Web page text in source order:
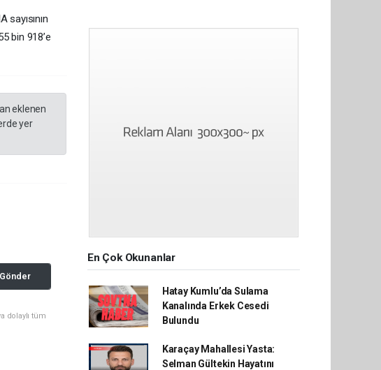
bin 918’e
eklenen
yer
Gönder
dolaylı tüm
En Çok Okunanlar
Hatay Kumlu’da Sulama
Kanalında Erkek Cesedi
Bulundu
Karaçay Mahallesi Yasta:
Selman Gültekin Hayatını